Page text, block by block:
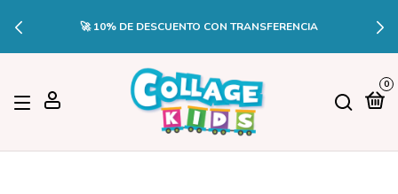
🚀 10% DE DESCUENTO CON TRANSFERENCIA
0